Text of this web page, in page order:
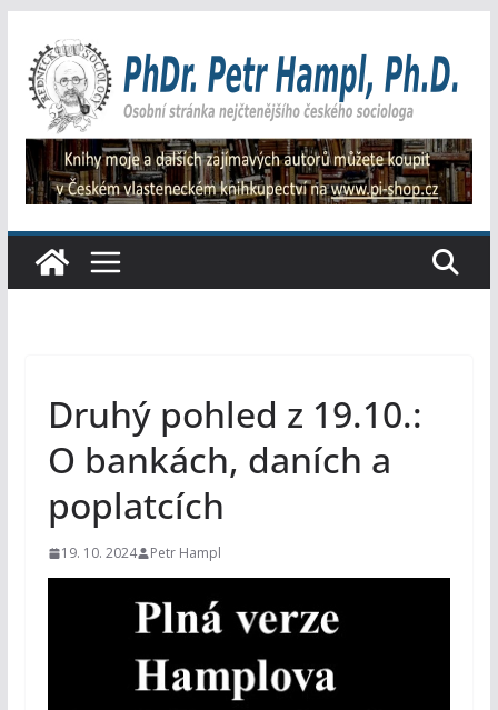
obsah
Druhý pohled z 19.10.:
O bankách, daních a
poplatcích
19. 10. 2024 Petr Hampl